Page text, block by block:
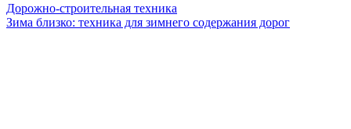
Дорожно-строительная техника
Зима близко: техника для зимнего содержания дорог